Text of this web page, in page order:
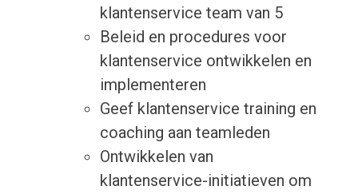
klantenservice team van 5
Beleid en procedures voor
klantenservice ontwikkelen en
implementeren
Geef klantenservice training en
coaching aan teamleden
Ontwikkelen van
klantenservice-initiatieven om